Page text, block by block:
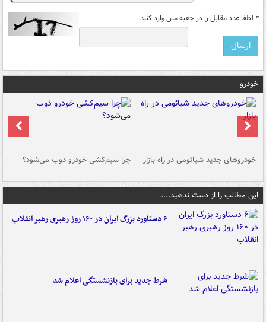
* لطفا عدد مقابل را در جعبه متن وارد کنید
خودرو
خودروهای جدید شیائومی در راه بازار چرا سیم‌کشی خودرو ذوب می‌شود؟
این مطالب را از دست ندهید....
۶ دستاورد بزرگ ایران در ۱۶۰ روز رهبری رهبر انقلاب
شرط جدید برای بازنشستگی اعلام شد